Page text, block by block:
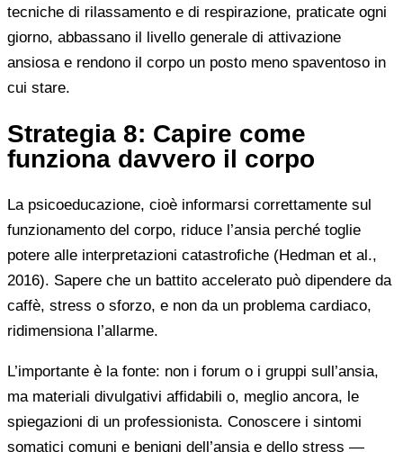
tecniche di rilassamento e di respirazione, praticate ogni
giorno, abbassano il livello generale di attivazione
ansiosa e rendono il corpo un posto meno spaventoso in
cui stare.
Strategia 8: Capire come
funziona davvero il corpo
La psicoeducazione, cioè informarsi correttamente sul
funzionamento del corpo, riduce l’ansia perché toglie
potere alle interpretazioni catastrofiche (Hedman et al.,
2016). Sapere che un battito accelerato può dipendere da
caffè, stress o sforzo, e non da un problema cardiaco,
ridimensiona l’allarme.
L’importante è la fonte: non i forum o i gruppi sull’ansia,
ma materiali divulgativi affidabili o, meglio ancora, le
spiegazioni di un professionista. Conoscere i sintomi
somatici comuni e benigni dell’ansia e dello stress —